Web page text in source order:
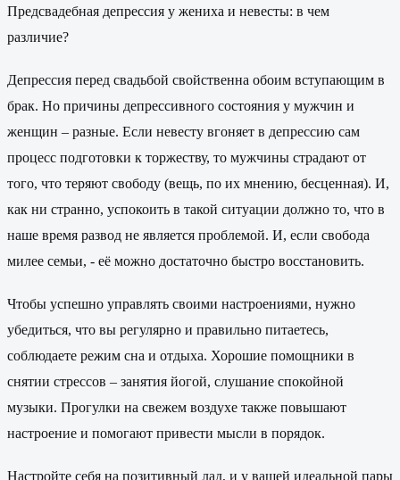
Предсвадебная депрессия у жениха и невесты: в чем
различие?
Депрессия перед свадьбой свойственна обоим вступающим в
брак. Но причины депрессивного состояния у мужчин и
женщин – разные. Если невесту вгоняет в депрессию сам
процесс подготовки к торжеству, то мужчины страдают от
того, что теряют свободу (вещь, по их мнению, бесценная). И,
как ни странно, успокоить в такой ситуации должно то, что в
наше время развод не является проблемой. И, если свобода
милее семьи, - её можно достаточно быстро восстановить.
Чтобы успешно управлять своими настроениями, нужно
убедиться, что вы регулярно и правильно питаетесь,
соблюдаете режим сна и отдыха. Хорошие помощники в
снятии стрессов – занятия йогой, слушание спокойной
музыки. Прогулки на свежем воздухе также повышают
настроение и помогают привести мысли в порядок.
Настройте себя на позитивный лад, и у вашей идеальной пары